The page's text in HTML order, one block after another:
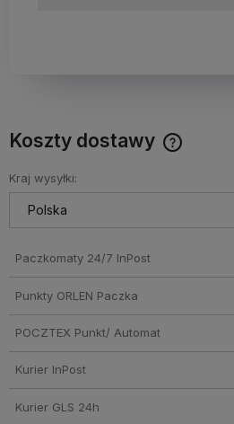
Koszty dostawy
produkty które nie mieszczą się do
wchodzą w skład promocji. Koszty
pobraniowych mogą być droższe
Kraj wysyłki:
Paczkomaty 24/7 InPost
Punkty ORLEN Paczka
POCZTEX Punkt/ Automat
Kurier InPost
Kurier GLS 24h